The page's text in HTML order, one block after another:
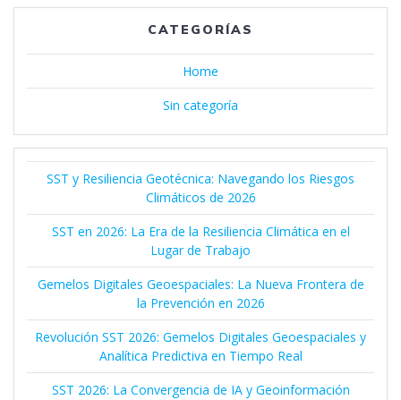
CATEGORÍAS
Home
Sin categoría
SST y Resiliencia Geotécnica: Navegando los Riesgos
Climáticos de 2026
SST en 2026: La Era de la Resiliencia Climática en el
Lugar de Trabajo
Gemelos Digitales Geoespaciales: La Nueva Frontera de
la Prevención en 2026
Revolución SST 2026: Gemelos Digitales Geoespaciales y
Analítica Predictiva en Tiempo Real
SST 2026: La Convergencia de IA y Geoinformación